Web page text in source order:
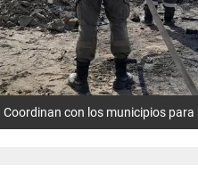
con los municipios